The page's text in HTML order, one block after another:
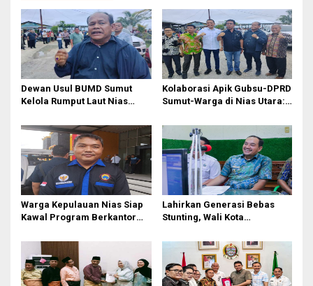
s
i
p
o
s
Dewan Usul BUMD Sumut
Kelola Rumput Laut Nias
Kolaborasi Apik Gubsu-DPRD
Sumut-Warga di Nias Utara:
Akhirnya Diperbaiki
Warga Kepulauan Nias Siap
Kawal Program Berkantor
Lahirkan Generasi Bebas
Stunting, Wali Kota
Optimalisasi SP3 Catin